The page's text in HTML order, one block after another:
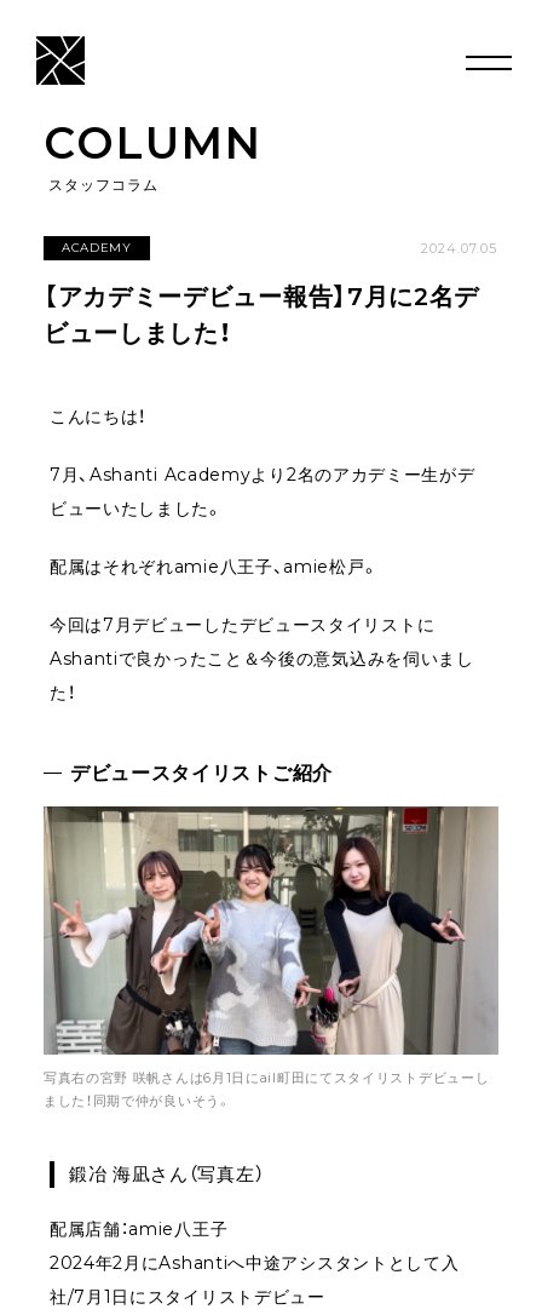
COLUMN
スタッフコラム
ACADEMY 2024.07.05
【アカデミーデビュー報告】7月に2名デ
ビューしました！
こんにちは！
7月、Ashanti Academyより2名のアカデミー生がデ
ビューいたしました。
配属はそれぞれamie八王子、amie松戸。
今回は7月デビューしたデビュースタイリストに
Ashantiで良かったこと＆今後の意気込みを伺いまし
た！
デビュースタイリストご紹介
写真右の宮野 咲帆さんは6月1日にail町田にてスタイリストデビューし
ました！同期で仲が良いそう。
鍛冶 海凪さん（写真左）
配属店舗：amie八王子
2024年2月にAshantiへ中途アシスタントとして入
社/7月1日にスタイリストデビュー